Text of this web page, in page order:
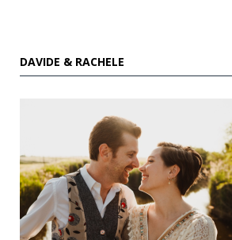
DAVIDE & RACHELE